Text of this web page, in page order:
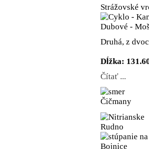
Strážovské
Druhá, z
Dĺžka:
Čítať ...